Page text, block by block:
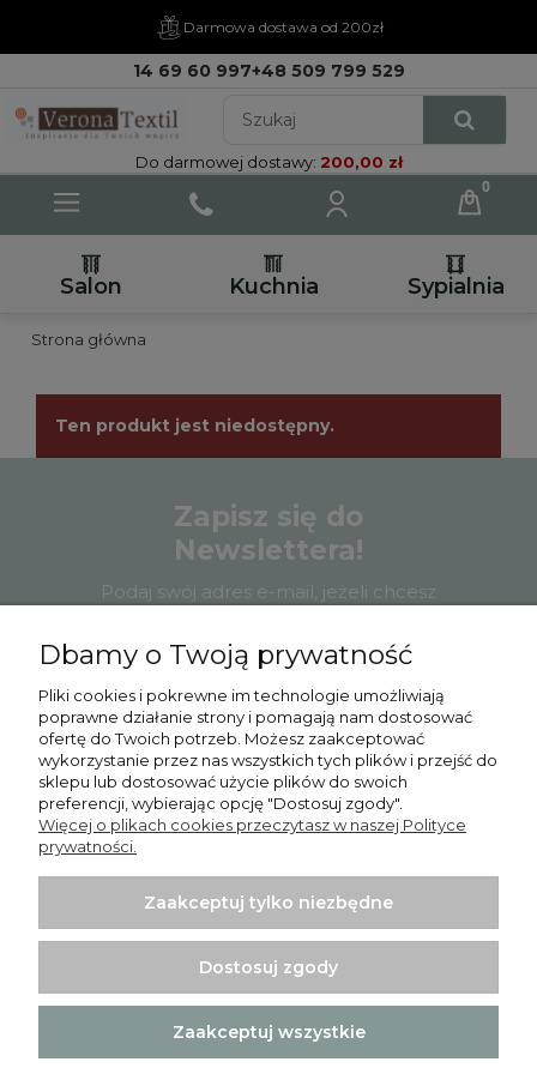
Darmowa dostawa od 200zł
14 69 60 997+48 509 799 529
Do darmowej dostawy: 200,00 zł
Salon Kuchnia Sypialnia
Strona główna
Ten produkt jest niedostępny.
Zapisz się do
Newslettera!
Podaj swój adres e-mail, jeżeli chcesz
promocjach.
Zapisz się
Płatności i dostawa
Informacje
Dbamy o Twoją prywatność
Pliki cookies i pokrewne im technologie umożliwiają
poprawne działanie strony i pomagają nam dostosować
ofertę do Twoich potrzeb. Możesz zaakceptować
wykorzystanie przez nas wszystkich tych plików i przejść do
sklepu lub dostosować użycie plików do swoich
preferencji, wybierając opcję "Dostosuj zgody".
Więcej o plikach cookies przeczytasz w naszej Polityce
prywatności.
Zaakceptuj tylko niezbędne
Dostosuj zgody
Zaakceptuj wszystkie